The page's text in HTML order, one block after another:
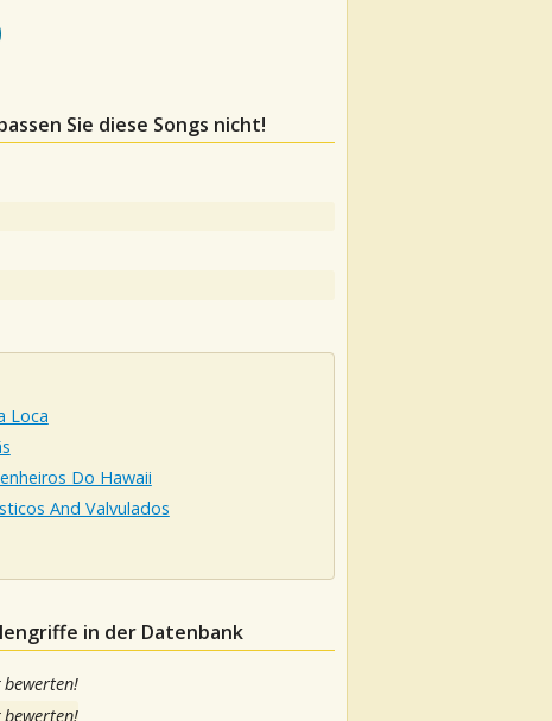
Sie diese Songs nicht!
Loca
Do Hawaii
And Valvulados
in der Datenbank
bewerten!
bewerten!